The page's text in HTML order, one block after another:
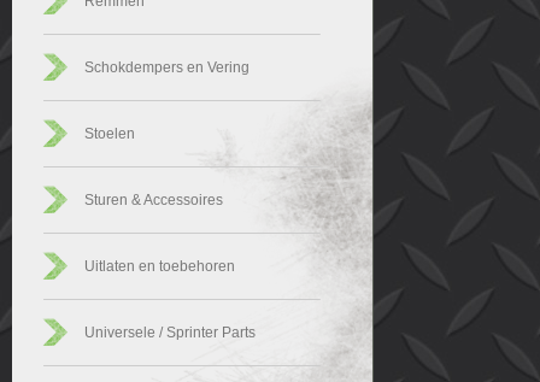
Schokdempers en Vering
Stoelen
Sturen & Accessoires
Uitlaten en toebehoren
Universele / Sprinter Parts